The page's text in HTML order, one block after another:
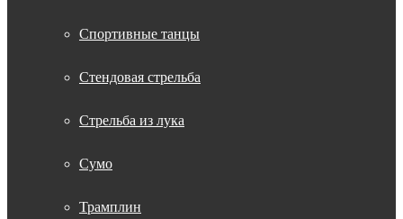
Спортивные танцы
Стендовая стрельба
Стрельба из лука
Сумо
Трамплин